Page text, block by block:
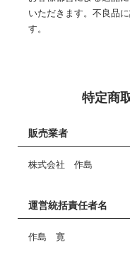
いただきます。不良品
す。
特定商
販売業者
株式会社 作島
運営統括責任者名
作島 寛